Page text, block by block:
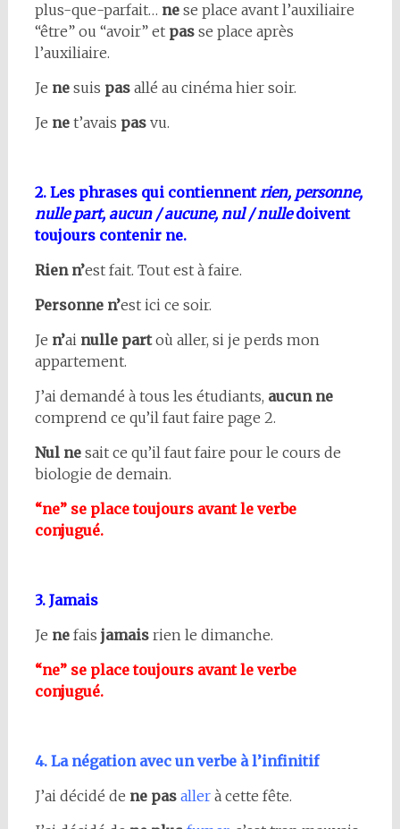
plus-que-parfait… nese place avant l’auxiliaire
“être” ou “avoir” et passe place après
l’auxiliaire.
Je nesuis pasallé au cinéma hier soir.
Je net’avais pasvu.
2. Les phrases qui contiennentrien, personne,
nulle part, aucun / aucune, nul / nulledoivent
toujours contenir ne.
Rien n’est fait. Tout est à faire.
Personne n’est ici ce soir.
Je n’ai nulle partoù aller, si je perds mon
appartement.
J’ai demandé à tous les étudiants, aucun ne
comprend ce qu’il faut faire page 2.
Nul nesait ce qu’il faut faire pour le cours de
biologie de demain.
“ne” se place toujours avant le verbe
conjugué.
3. Jamais
Je nefais jamaisrien le dimanche.
“ne” se place toujours avant le verbe
conjugué.
4. La négation avec un verbe à l’infinitif
J’ai décidé de ne pas aller à cette fête.